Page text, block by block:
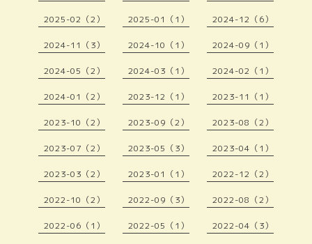
2025-02（2） 2025-01（1） 2024-12（6）
2024-11（3） 2024-10（1） 2024-09（1）
2024-05（2） 2024-03（1） 2024-02（1）
2024-01（2） 2023-12（1） 2023-11（1）
2023-10（2） 2023-09（2） 2023-08（2）
2023-07（2） 2023-05（3） 2023-04（1）
2023-03（2） 2023-01（1） 2022-12（2）
2022-10（2） 2022-09（3） 2022-08（2）
2022-06（1） 2022-05（1） 2022-04（3）